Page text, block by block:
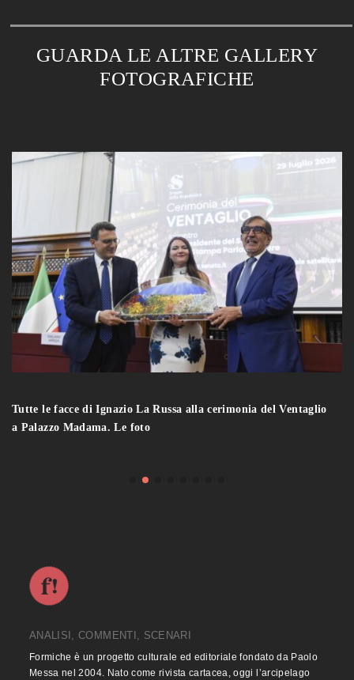
GUARDA LE ALTRE GALLERY
FOTOGRAFICHE
Tutte le facce di Ignazio La Russa alla cerimonia del Ventaglio
a Palazzo Madama. Le foto
ANALISI, COMMENTI, SCENARI
Formiche è un progetto culturale ed editoriale fondato da Paolo
Messa nel 2004. Nato come rivista cartacea, oggi l’arcipelago